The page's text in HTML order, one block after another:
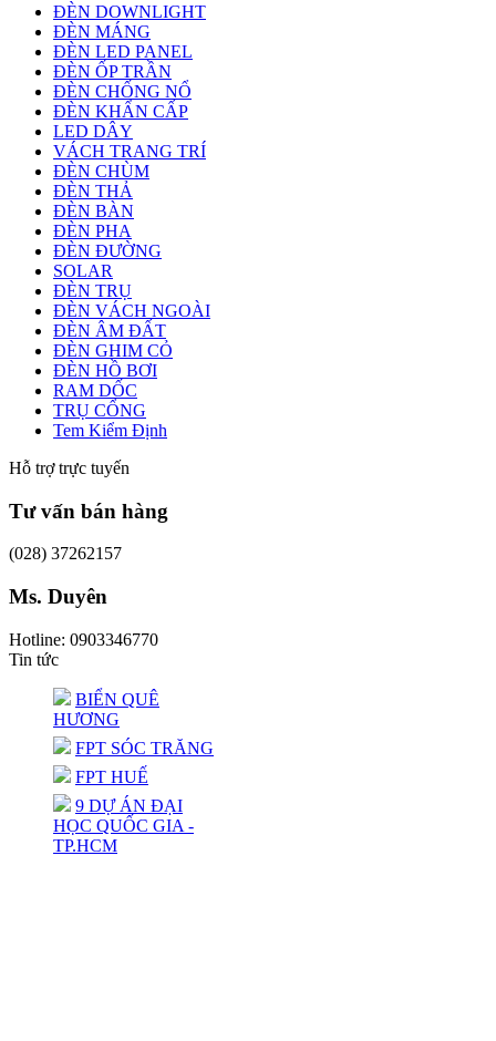
ĐÈN DOWNLIGHT
ĐÈN MÁNG
ĐÈN LED PANEL
ĐÈN ỐP TRẦN
ĐÈN CHỐNG NỔ
ĐÈN KHẨN CẤP
LED DÂY
VÁCH TRANG TRÍ
ĐÈN CHÙM
ĐÈN THẢ
ĐÈN BÀN
ĐÈN PHA
ĐÈN ĐƯỜNG
SOLAR
ĐÈN TRỤ
ĐÈN VÁCH NGOÀI
ĐÈN ÂM ĐẤT
ĐÈN GHIM CỎ
ĐÈN HỒ BƠI
RAM DỐC
TRỤ CỔNG
Tem Kiểm Định
Hỗ trợ trực tuyến
Tư vấn bán hàng
(028) 37262157
Ms. Duyên
Hotline: 0903346770
Tin tức
BIỂN QUÊ
HƯƠNG
FPT SÓC TRĂNG
FPT HUẾ
9 DỰ ÁN ĐẠI
HỌC QUỐC GIA -
TP.HCM